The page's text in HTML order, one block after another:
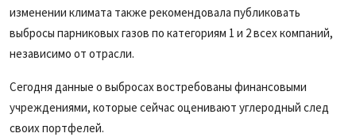
изменении климата также рекомендовала публиковать
выбросы парниковых газов по категориям 1 и 2 всех компаний,
независимо от отрасли.
Сегодня данные о выбросах востребованы финансовыми
учреждениями, которые сейчас оценивают углеродный след
своих портфелей.